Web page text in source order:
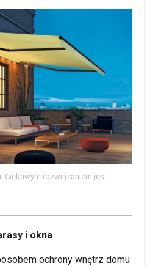
Ciekawym rozwiązaniem jest
i okna
ochrony wnętrz domu